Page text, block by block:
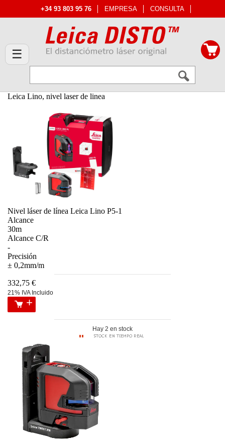
+34 93 803 95 76 EMPRESA CONSULTA
☰
Leica Lino, nivel laser de linea
Nivel láser de línea Leica Lino P5-1
Alcance
30m
Alcance C/R
-
Precisión
± 0,2mm/m
332,75 €
21% IVA Incluido
Hay 2 en stock